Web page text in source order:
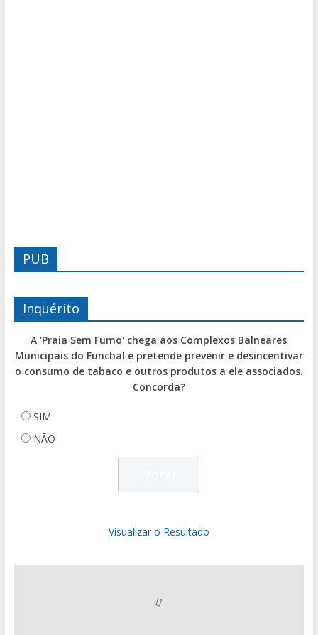
PUB
Inquérito
A 'Praia Sem Fumo' chega aos Complexos Balneares
Municipais do Funchal e pretende prevenir e desincentivar
o consumo de tabaco e outros produtos a ele associados.
Concorda?
SIM
NÃO
Visualizar o Resultado